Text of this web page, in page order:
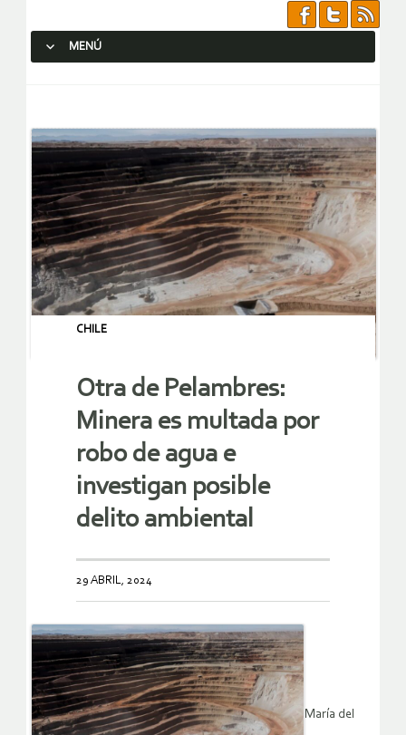
MENÚ
CHILE
Otra de Pelambres:
Minera es multada por
robo de agua e
investigan posible
delito ambiental
29 ABRIL, 2024
María del